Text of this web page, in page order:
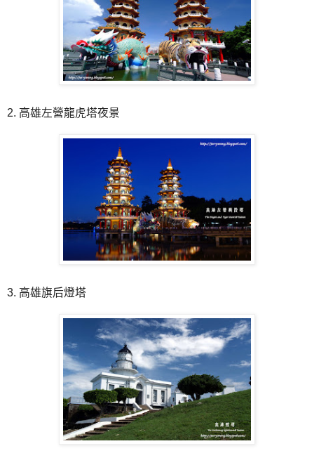
2. 高雄左營龍虎塔夜景
3. 高雄旗后燈塔